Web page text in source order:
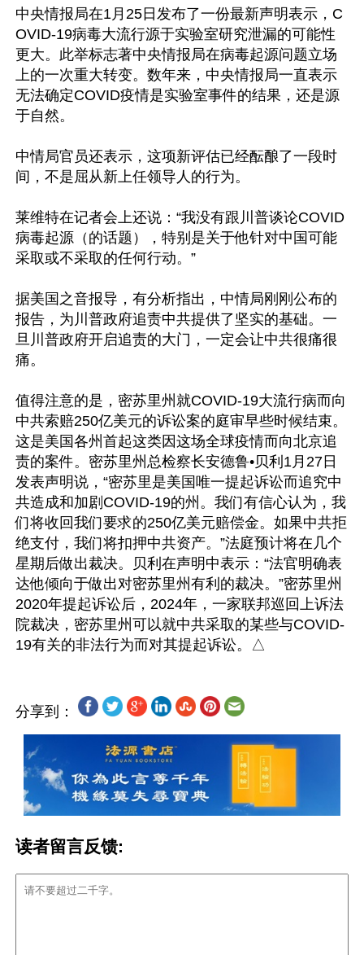
中央情报局在1月25日发布了一份最新声明表示，C
OVID-19病毒大流行源于实验室研究泄漏的可能性
更大。此举标志著中央情报局在病毒起源问题立场
上的一次重大转变。数年来，中央情报局一直表示
无法确定COVID疫情是实验室事件的结果，还是源
于自然。
中情局官员还表示，这项新评估已经酝酿了一段时
间，不是屈从新上任领导人的行为。
莱维特在记者会上还说：“我没有跟川普谈论COVID
病毒起源（的话题），特别是关于他针对中国可能
采取或不采取的任何行动。”
据美国之音报导，有分析指出，中情局刚刚公布的
报告，为川普政府追责中共提供了坚实的基础。一
旦川普政府开启追责的大门，一定会让中共很痛很
痛。
值得注意的是，密苏里州就COVID-19大流行病而向
中共索赔250亿美元的诉讼案的庭审早些时候结束。
这是美国各州首起这类因这场全球疫情而向北京追
责的案件。密苏里州总检察长安德鲁•贝利1月27日
发表声明说，“密苏里是美国唯一提起诉讼而追究中
共造成和加剧COVID-19的州。我们有信心认为，我
们将收回我们要求的250亿美元赔偿金。如果中共拒
绝支付，我们将扣押中共资产。”法庭预计将在几个
星期后做出裁决。贝利在声明中表示：“法官明确表
达他倾向于做出对密苏里州有利的裁决。”密苏里州
2020年提起诉讼后，2024年，一家联邦巡回上诉法
院裁决，密苏里州可以就中共采取的某些与COVID-
分享到：
读者留言反馈: